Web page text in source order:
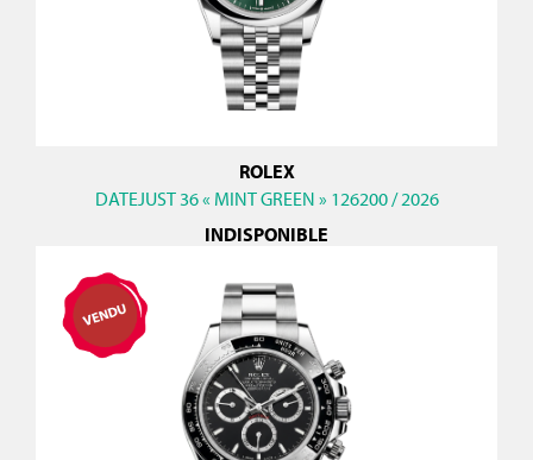
ROLEX
DATEJUST 36 « MINT GREEN » 126200 / 2026
INDISPONIBLE